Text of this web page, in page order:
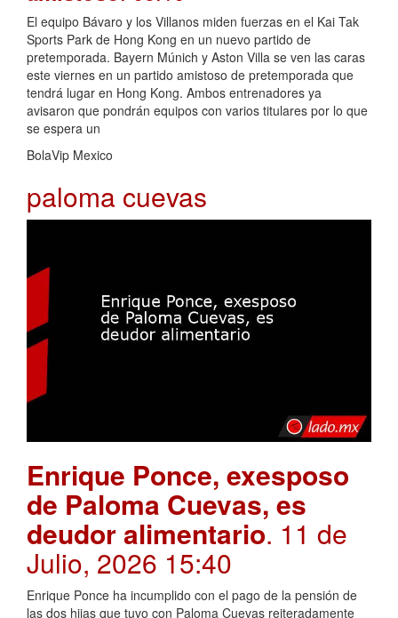
El equipo Bávaro y los Villanos miden fuerzas en el Kai Tak
Sports Park de Hong Kong en un nuevo partido de
pretemporada. Bayern Múnich y Aston Villa se ven las caras
este viernes en un partido amistoso de pretemporada que
tendrá lugar en Hong Kong. Ambos entrenadores ya
avisaron que pondrán equipos con varios titulares por lo que
se espera un
BolaVip Mexico
paloma cuevas
Enrique Ponce, exesposo
de Paloma Cuevas, es
deudor alimentario. 11 de
Julio, 2026 15:40
Enrique Ponce ha incumplido con el pago de la pensión de
las dos hijas que tuvo con Paloma Cuevas reiteradamente